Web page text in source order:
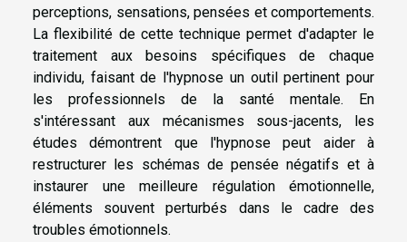
perceptions, sensations, pensées et comportements.
La flexibilité de cette technique permet d'adapter le
traitement aux besoins spécifiques de chaque
individu, faisant de l'hypnose un outil pertinent pour
les professionnels de la santé mentale. En
s'intéressant aux mécanismes sous-jacents, les
études démontrent que l'hypnose peut aider à
restructurer les schémas de pensée négatifs et à
instaurer une meilleure régulation émotionnelle,
éléments souvent perturbés dans le cadre des
troubles émotionnels.